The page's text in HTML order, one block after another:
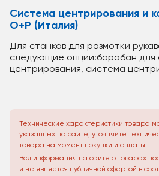
Система центрирования и
O+P (Италия)
Для станков для размотки
следующие опции:барабан для
центрирования, система
Технические характеристики товара
указанных на сайте, уточняйте
товара на момент покупки и оплаты.
Вся информация на сайте о товарах
и не является публичной офертой в